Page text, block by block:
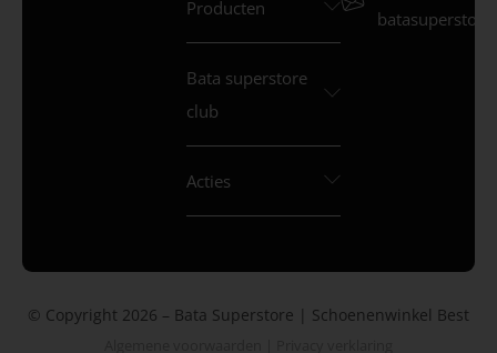
Producten
Bata superstore
club
Acties
© Copyright 2026 – Bata Superstore | Schoenenwinkel Best